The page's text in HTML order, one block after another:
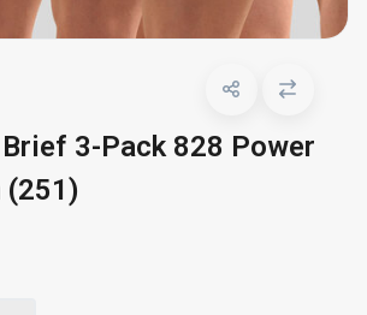
3-Pack 828 Power
(251)